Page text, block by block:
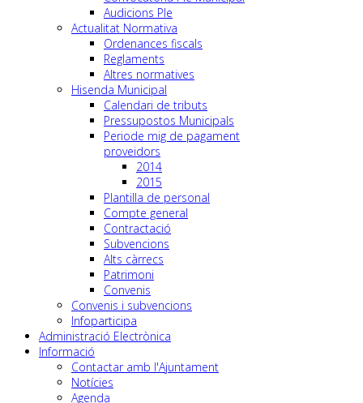
Audicions Ple
Actualitat Normativa
Ordenances fiscals
Reglaments
Altres normatives
Hisenda Municipal
Calendari de tributs
Pressupostos Municipals
Periode mig de pagament
proveidors
2014
2015
Plantilla de personal
Compte general
Contractació
Subvencions
Alts càrrecs
Patrimoni
Convenis
Convenis i subvencions
Infoparticipa
Administració Electrònica
Informació
Contactar amb l'Ajuntament
Notícies
Agenda